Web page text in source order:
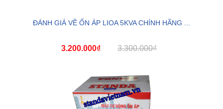
ĐÁNH GIÁ VỀ ỔN ÁP LIOA 5KVA CHÍNH HÃNG ...
3.200.000₫ 3.300.000₫